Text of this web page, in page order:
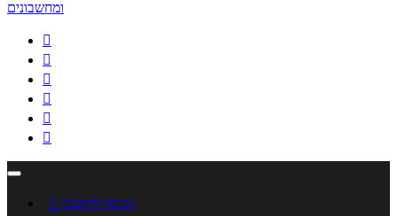






 כניסה לחשבון